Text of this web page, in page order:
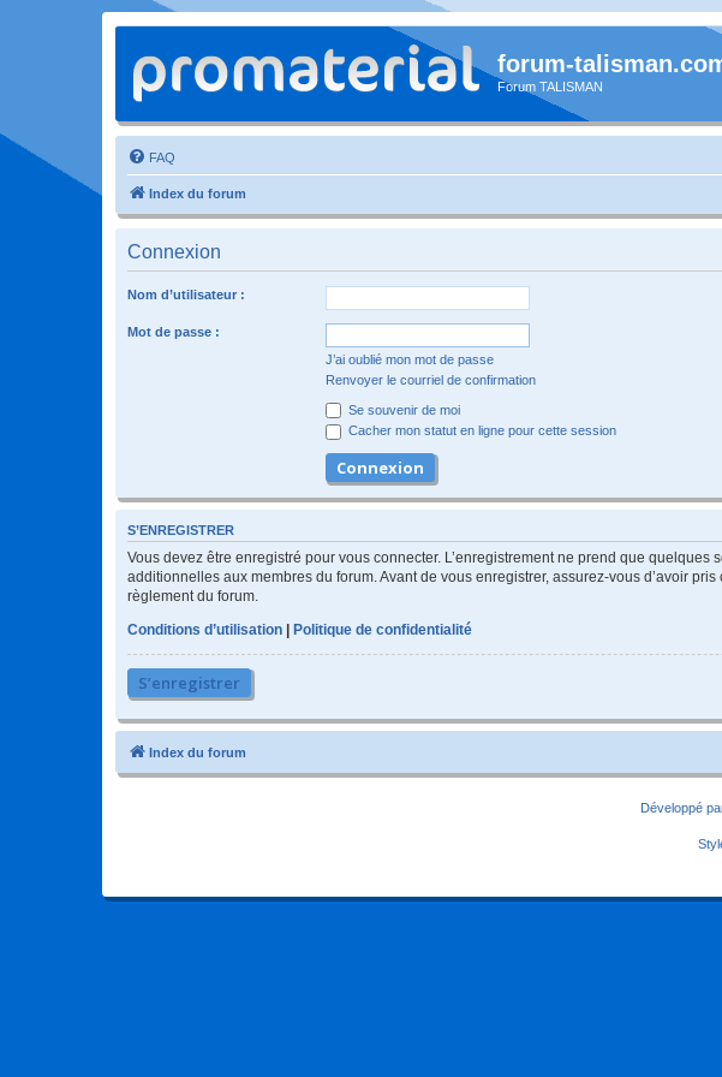
forum-
Forum TALISMAN
FAQ
Index du forum
Connexion
Nom d’utilisateur :
Mot de passe :
J’ai oublié mon mot de passe
Renvoyer le courriel de confirmation
Se souvenir de moi
Cacher mon statut en ligne pour cette session
S’ENREGISTRER
Vous devez être enregistré pour vous connecter. L’enregistrement ne prend que
additionnelles aux membres du forum. Avant de vous enregistrer, assurez-vous d’avoir
règlement du forum.
Conditions d’utilisation
Politique de confidentialité
S’enregistrer
Index du forum
Développé